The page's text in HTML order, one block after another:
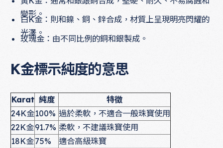
變形。
白K金：則和鎳、銅、鋅合成，材質上呈現明亮閃耀的
光澤。
玫瑰金：由不同比例的銅和銀製成。
K金標示純度的意思
Karat 純度
特徵
24K金100% 過於柔軟，不適合一般珠寶使用
22K金91.7% 柔軟，不建議珠寶使用
18K金75%
適合高級珠寶